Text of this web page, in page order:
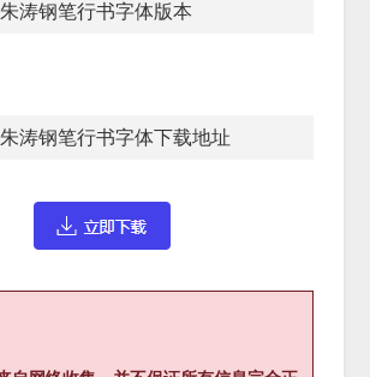
涛钢笔行书字体版本
涛钢笔行书字体下载地址